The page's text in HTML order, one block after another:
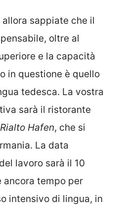
sappiate che il
oltre al
e la capacità
in questione è quello
tedesca. La vostra
sarà il ristorante
Rialto Hafen, che si
La data
lavoro sarà il 10
ancora tempo per
intensivo di lingua, in